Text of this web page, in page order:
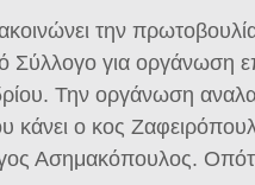
την
Σύλλογο για οργάνωση
Την οργάνωση
κάνει ο κος
Ασημακόπουλος.